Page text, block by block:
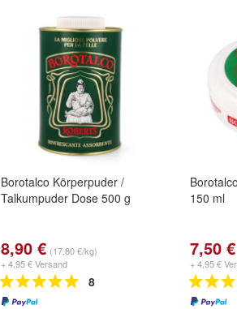
Borotalco Körperpuder /
Talkumpuder Dose 500 g
8,90 € (17,80 €/kg)
+ 4,95 € Versand
8
150 ml
7,50 €
+ 4,95 €